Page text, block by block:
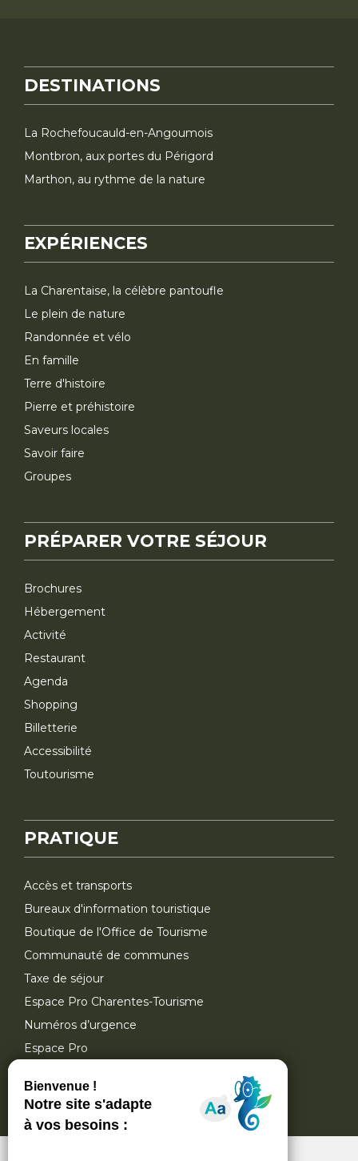
DESTINATIONS
La Rochefoucauld-en-Angoumois
Montbron, aux portes du Périgord
Marthon, au rythme de la nature
EXPÉRIENCES
La Charentaise, la célèbre pantoufle
Le plein de nature
Randonnée et vélo
En famille
Terre d'histoire
Pierre et préhistoire
Saveurs locales
Savoir faire
Groupes
PRÉPARER VOTRE SÉJOUR
Brochures
Hébergement
Activité
Restaurant
Agenda
Shopping
Billetterie
Accessibilité
Toutourisme
PRATIQUE
Accès et transports
Bureaux d'information touristique
Boutique de l'Office de Tourisme
Communauté de communes
Taxe de séjour
Espace Pro Charentes-Tourisme
Numéros d’urgence
Espace Pro